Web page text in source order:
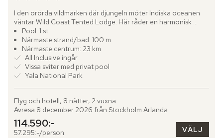
I den orörda vildmarken där djungeln möter Indiska oceanen
väntar Wild Coast Tented Lodge. Här råder en harmonisk
symbios mellan sofistikerad komfort och det vilda, naturliga
Sri...
Pool: 1 st
Närmaste strand/bad: 100 m
Närmaste centrum: 23 km
All Inclusive ingår
Vissa sviter med privat pool
Yala National Park
Flyg och hotell, 8 nätter, 2 vuxna
Avresa 8 december 2026 från Stockholm Arlanda
114.590:-
57.295:-/person VÄLJ